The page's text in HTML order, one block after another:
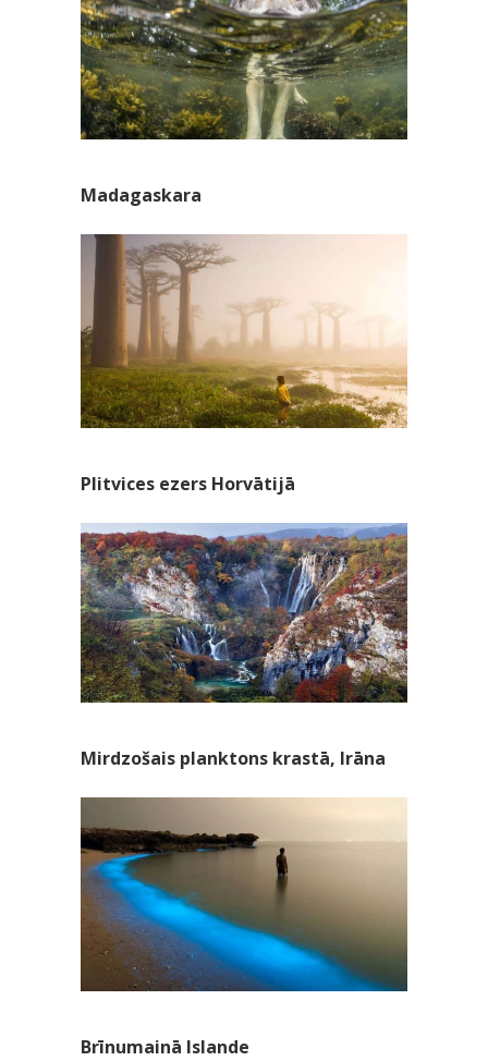
Madagaskara
Plitvices ezers Horvātijā
Mirdzošais planktons krastā, Irāna
Brīnumainā Islande